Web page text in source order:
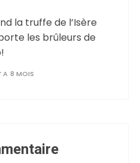
la truffe de l’Isère
les brûleurs de
A 8 MOIS